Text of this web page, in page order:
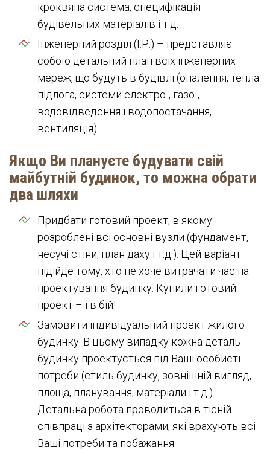
кроквяна система, специфікація
будівельних матеріалів і т.д.
Інженерний розділ (І.Р.) – представляє
собою детальний план всіх інженерних
мереж, що будуть в будівлі (опалення, тепла
підлога, системи електро-, газо-,
водовідведення і водопостачання,
вентиляція).
Якщо Ви плануєте будувати свій
майбутній будинок, то можна обрати
два шляхи
Придбати готовий проект, в якому
розроблені всі основні вузли (фундамент,
несучі стіни, план даху і т.д.). Цей варіант
підійде тому, хто не хоче витрачати час на
проектування будинку. Купили готовий
проект – і в бій!
Замовити індивідуальний проект жилого
будинку. В цьому випадку кожна деталь
будинку проектується під Ваші особисті
потреби (стиль будинку, зовнішній вигляд,
площа, планування, матеріали і т.д.).
Детальна робота проводиться в тісній
співпраці з архітекторами, які врахують всі
Ваші потреби та побажання.